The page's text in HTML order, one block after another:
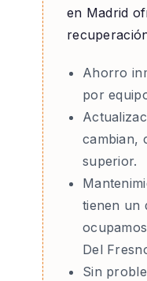
en Madrid
Ahorro
por
cambian,
superior.
tienen un
Del
Sin